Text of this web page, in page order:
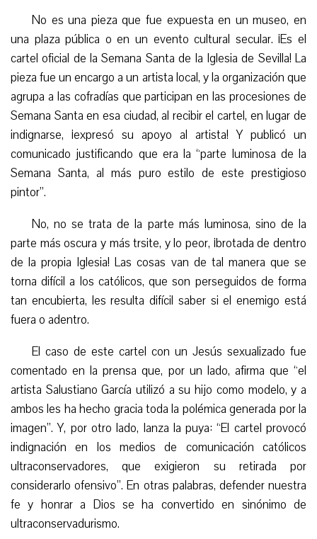
No es una pieza que fue expuesta en un museo, en
una plaza pública o en un evento cultural secular. ¡Es el
cartel oficial de la Semana Santa de la Iglesia de Sevilla! La
pieza fue un encargo a un artista local, y la organización que
agrupa a las cofradías que participan en las procesiones de
Semana Santa en esa ciudad, al recibir el cartel, en lugar de
indignarse, ¡expresó su apoyo al artista! Y publicó un
comunicado justificando que era la “parte luminosa de la
Semana Santa, al más puro estilo de este prestigioso
pintor”.
No,no se trata de la parte más luminosa, sino de la
parte más oscura y más trsite, y lo peor, ¡brotada de dentro
de lapropia Iglesia! Las cosas van de tal manera quese
torna difícil a los católicos, que son perseguidos de forma
tan encubierta, les resulta difícil saber si el enemigo está
fuera o adentro.
El caso de este cartel con un Jesús sexualizado fue
comentado en la prensa que, por un lado, afirma que “el
artista Salustiano García utilizó a su hijo como modelo, y a
ambos les ha hecho gracia toda la polémica generada por la
imagen”. Y, por otro lado, lanza la puya: “El cartel provocó
indignación en los medios de comunicación católicos
ultraconservadores, que exigieron su retirada por
considerarlo ofensivo”. En otras palabras, defender nuestra
fe y honrar a Dios se ha convertido en sinónimo de
ultraconservadurismo.